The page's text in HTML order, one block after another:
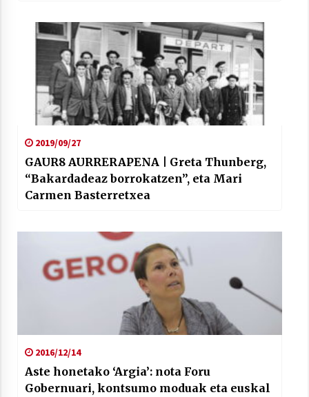
2019/09/27
GAUR8 AURRERAPENA | Greta Thunberg,
“Bakardadeaz borrokatzen”, eta Mari
Carmen Basterretxea
2016/12/14
Aste honetako ‘Argia’: nota Foru
Gobernuari, kontsumo moduak eta euskal